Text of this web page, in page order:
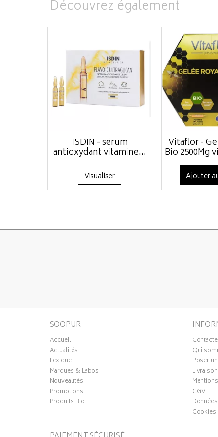
Découvrez également
ISDIN - sérum
antioxydant vitamine...
Visualiser
Vitaflor -
Bio 2500Mg
Ajouter
SOOPUR
Accueil
Actualités
Lexique
Marques & Labos
Nouveautés
Promotions
Produits Bio
Qui
Poser
Livraison
CGV
Cookies